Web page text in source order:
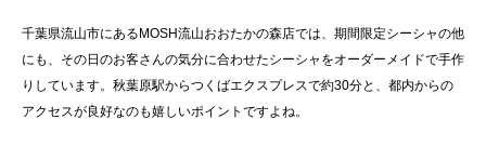
千葉県流山市にあるMOSH流山おおたかの森店では、期間限定シーシャの他
にも、その日のお客さんの気分に合わせたシーシャをオーダーメイドで手作
りしています。秋葉原駅からつくばエクスプレスで約30分と、都内からの
アクセスが良好なのも嬉しいポイントですよね。